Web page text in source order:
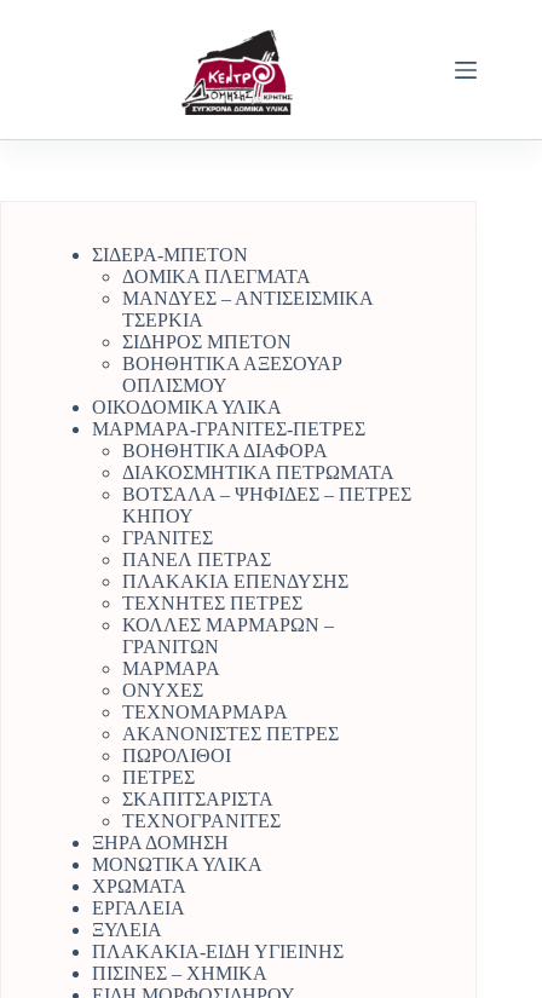
ΣΙΔΕΡΑ-ΜΠΕΤΟΝ
ΔΟΜΙΚΑ ΠΛΕΓΜΑΤΑ
ΜΑΝΔΥΕΣ – ΑΝΤΙΣΕΙΣΜΙΚΑ
ΤΣΕΡΚΙΑ
ΣΙΔΗΡΟΣ ΜΠΕΤΟΝ
ΒΟΗΘΗΤΙΚΑ ΑΞΕΣΟΥΑΡ
ΟΠΛΙΣΜΟΥ
ΟΙΚΟΔΟΜΙΚΑ ΥΛΙΚΑ
ΜΑΡΜΑΡΑ-ΓΡΑΝΙΤΕΣ-ΠΕΤΡΕΣ
ΒΟΗΘΗΤΙΚΑ ΔΙΑΦΟΡΑ
ΔΙΑΚΟΣΜΗΤΙΚΑ ΠΕΤΡΩΜΑΤΑ
ΒΟΤΣΑΛΑ – ΨΗΦΙΔΕΣ – ΠΕΤΡΕΣ
ΚΗΠΟΥ
ΓΡΑΝΙΤΕΣ
ΠΑΝΕΛ ΠΕΤΡΑΣ
ΠΛΑΚΑΚΙΑ ΕΠΕΝΔΥΣΗΣ
ΤΕΧΝΗΤΕΣ ΠΕΤΡΕΣ
ΚΟΛΛΕΣ ΜΑΡΜΑΡΩΝ –
ΓΡΑΝΙΤΩΝ
ΜΑΡΜΑΡΑ
ΟΝΥΧΕΣ
ΤΕΧΝΟΜΑΡΜΑΡΑ
ΑΚΑΝΟΝΙΣΤΕΣ ΠΕΤΡΕΣ
ΠΩΡΟΛΙΘΟΙ
ΠΕΤΡΕΣ
ΣΚΑΠΙΤΣΑΡΙΣΤΑ
ΤΕΧΝΟΓΡΑΝΙΤΕΣ
ΞΗΡΑ ΔΟΜΗΣΗ
ΜΟΝΩΤΙΚΑ ΥΛΙΚΑ
ΧΡΩΜΑΤΑ
ΕΡΓΑΛΕΙΑ
ΞΥΛΕΙΑ
ΠΛΑΚΑΚΙΑ-ΕΙΔΗ ΥΓΙΕΙΝΗΣ
ΠΙΣΙΝΕΣ – ΧΗΜΙΚΑ